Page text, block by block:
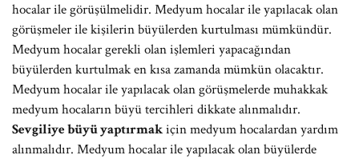
hocalar ile görüşülmelidir. Medyum hocalar ile yapılacak olan
görüşmeler ile kişilerin büyülerden kurtulması mümkündür.
Medyum hocalar gerekli olan işlemleri yapacağından
büyülerden kurtulmak en kısa zamanda mümkün olacaktır.
Medyum hocalar ile yapılacak olan görüşmelerde muhakkak
medyum hocaların büyü tercihleri dikkate alınmalıdır.
Sevgiliye büyü yaptırmakiçin medyum hocalardan yardım
alınmalıdır. Medyum hocalar ile yapılacak olan büyülerde